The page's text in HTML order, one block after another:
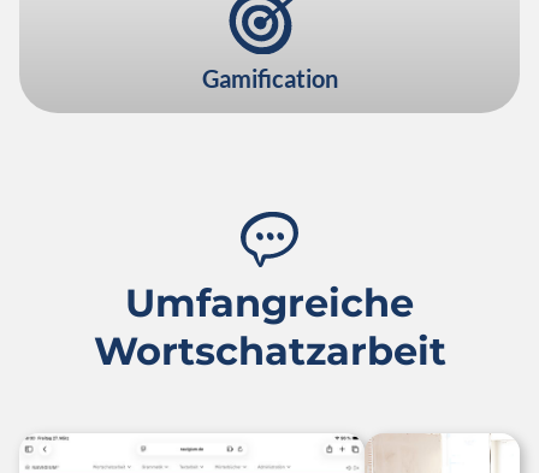
Gamification
Umfangreiche
Wortschatzarbeit